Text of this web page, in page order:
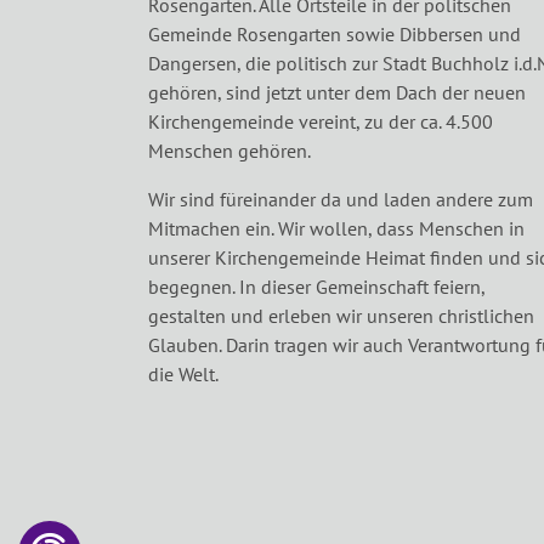
Rosengarten. Alle Ortsteile in der politschen
Gemeinde Rosengarten sowie Dibbersen und
Dangersen, die politisch zur Stadt Buchholz
gehören, sind jetzt unter dem Dach der neuen
Kirchengemeinde vereint, zu der ca. 4.500
Menschen gehören.
Wir sind füreinander da und laden andere zum
Mitmachen ein. Wir wollen, dass Menschen in
unserer Kirchengemeinde Heimat finden und
begegnen. In dieser Gemeinschaft feiern,
gestalten und erleben wir unseren christlichen
Glauben. Darin tragen wir auch Verantwortung
die Welt.